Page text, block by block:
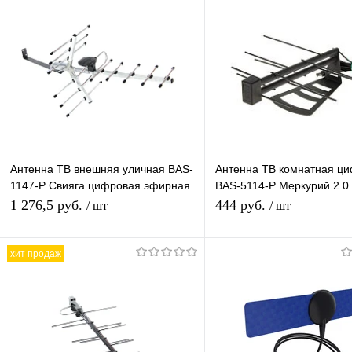
Антенна ТВ внешняя уличная BAS-
1147-Р Свияга цифровая эфирная
для DVB-T2 телевидения
1 276,5 руб. / шт
Купить в 1 клик
В избранное
Антенна ТВ комнатная
BAS-5114-P Меркурий
для DVB-T2 телевидения
444 руб. / шт
Купить в 1 клик К
В избранное
хит продаж